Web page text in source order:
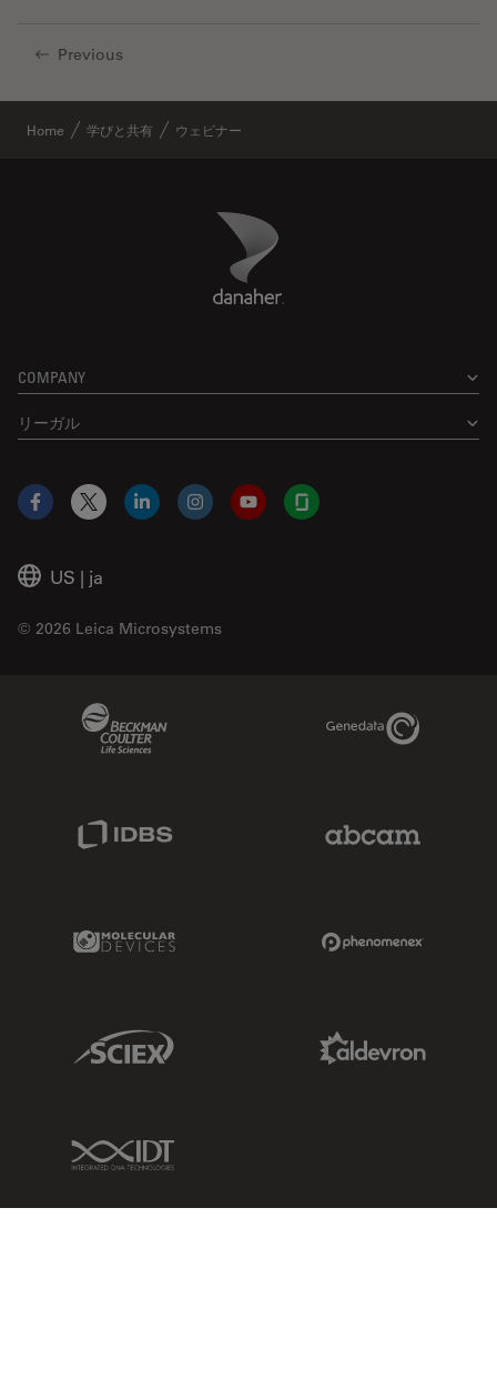
Previous
Home 学びと共有 ウェビナー
Danaher Logo
COMPANY
リーガル
US | ja
© 2026 Leica Microsystems
Facebook
X LinkedInInstagramYouTubeGlassdoor
Genedata Link
Molecular Devices Link
Sciex Link
IDT Link